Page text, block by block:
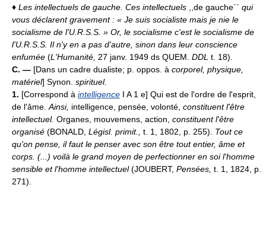
♦ Les intellectuels de gauche. Ces intellectuels ,,de gauche`` qui
vous déclarent gravement : « Je suis socialiste mais je nie le
socialisme de l'U.R.S.S. » Or, le socialisme c'est le socialisme de
l'U.R.S.S. Il n'y en a pas d'autre, sinon dans leur conscience
enfumée (L'Humanité, 27 janv. 1949 ds QUEM. DDL t. 18).
C. — [Dans un cadre dualiste; p. oppos. à corporel, physique,
matériel] Synon. spirituel.
1. [Correspond à intelligence I A 1 e] Qui est de l'ordre de l'esprit,
de l'âme. Ainsi, intelligence, pensée, volonté, constituent l'être
intellectuel. Organes, mouvemens, action, constituent l'être
organisé (BONALD, Législ. primit., t. 1, 1802, p. 255). Tout ce
qu'on pense, il faut le penser avec son être tout entier, âme et
corps. (...) voilà le grand moyen de perfectionner en soi l'homme
sensible et l'homme intellectuel(JOUBERT, Pensées, t. 1, 1824, p.
271).